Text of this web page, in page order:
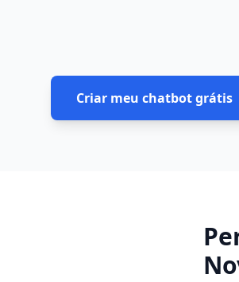
Criar meu chatbot grátis